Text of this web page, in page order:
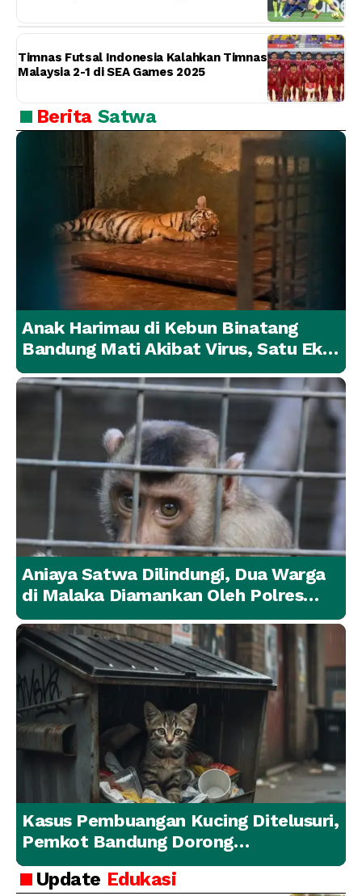
Timnas Futsal Indonesia Kalahkan Timnas
Malaysia 2-1 di SEA Games 2025
Berita Satwa
Anak Harimau di Kebun Binatang
Bandung Mati Akibat Virus, Satu Ekor
Lainnya Berangsur Membaik
Aniaya Satwa Dilindungi, Dua Warga
di Malaka Diamankan Oleh Polres
Malaka
Kasus Pembuangan Kucing Ditelusuri,
Pemkot Bandung Dorong
Penanganan Hewan yang
Bertanggung Jawab
Update Edukasi